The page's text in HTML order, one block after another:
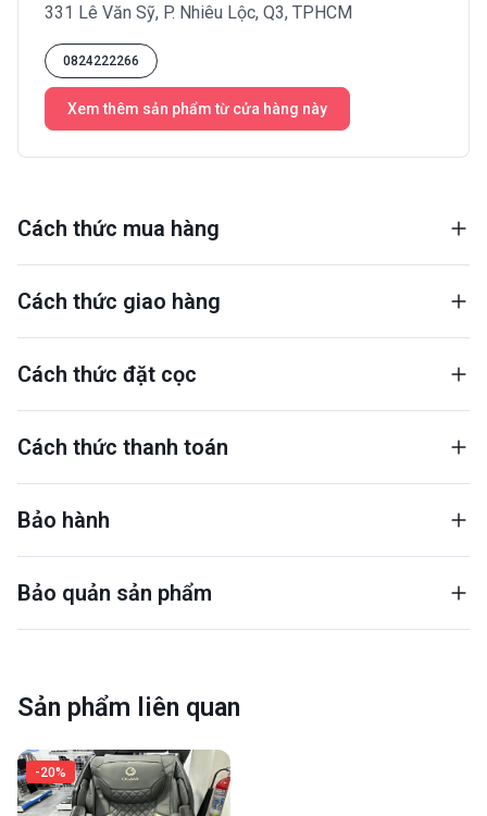
331 Lê Văn Sỹ, P. Nhiêu Lộc, Q3, TPHCM
0824222266
Xem thêm sản phẩm từ cửa hàng này
Cách thức mua hàng
Cách thức giao hàng
Cách thức đặt cọc
Cách thức thanh toán
Bảo hành
Bảo quản sản phẩm
Sản phẩm liên quan
-20%